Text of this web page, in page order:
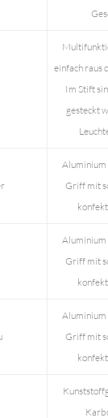
einfach raus
Im Stift
gesteckt
Aluminium
Griff mit
Aluminium
Griff mit
Aluminium
Griff mit